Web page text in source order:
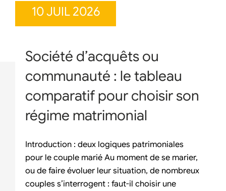
10 JUIL 2026
Société d’acquêts ou
communauté : le tableau
comparatif pour choisir son
régime matrimonial
Introduction : deux logiques patrimoniales
pour le couple marié Au moment de se marier,
ou de faire évoluer leur situation, de nombreux
couples s’interrogent : faut-il choisir une